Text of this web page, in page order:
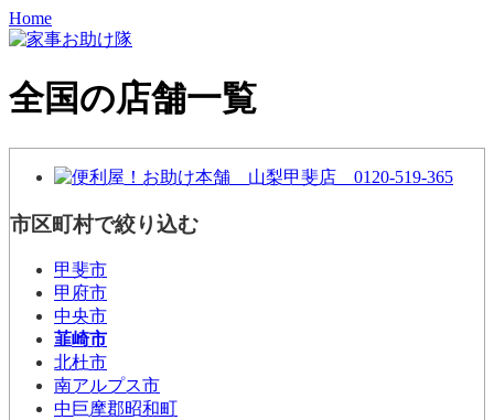
Home
全国の店舗一覧
市区町村で絞り込む
甲斐市
甲府市
中央市
韮崎市
北杜市
南アルプス市
中巨摩郡昭和町